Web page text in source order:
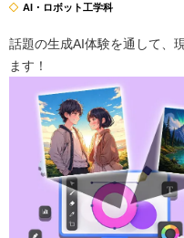
AI・ロボット工学科
話題の生成AI体験を通して、
ます！